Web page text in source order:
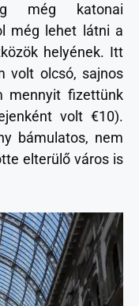
még katonai
még lehet látni a
helyének. Itt
volt olcsó, sajnos
mennyit fizettünk
volt €10).
bámulatos, nem
elterülő város is